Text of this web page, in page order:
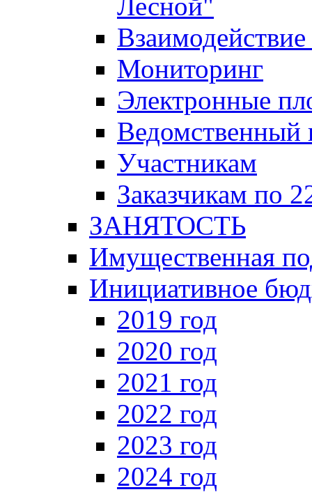
Мониторинг
Электронные
Ведомственный
Участникам
Заказчикам по
ЗАНЯТОСТЬ
Имущественная
Инициативное
2019 год
2020 год
2021 год
2022 год
2023 год
2024 год